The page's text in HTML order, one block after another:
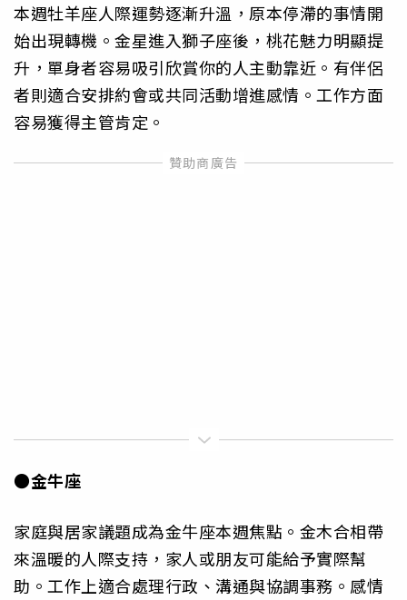
本週牡羊座人際運勢逐漸升溫，原本停滯的事情開
始出現轉機。金星進入獅子座後，桃花魅力明顯提
升，單身者容易吸引欣賞你的人主動靠近。有伴侶
者則適合安排約會或共同活動增進感情。工作方面
容易獲得主管肯定。
●金牛座
家庭與居家議題成為金牛座本週焦點。金木合相帶
來溫暖的人際支持，家人或朋友可能給予實際幫
助。工作上適合處理行政、溝通與協調事務。感情